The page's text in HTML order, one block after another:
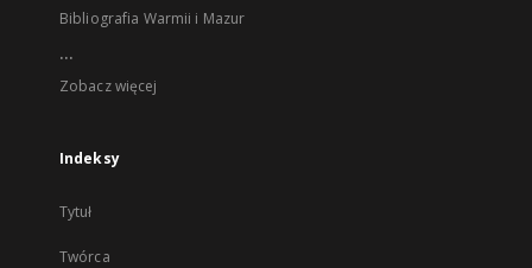
Bibliografia Warmii i Mazur
...
Zobacz więcej
Indeksy
Tytuł
Twórca